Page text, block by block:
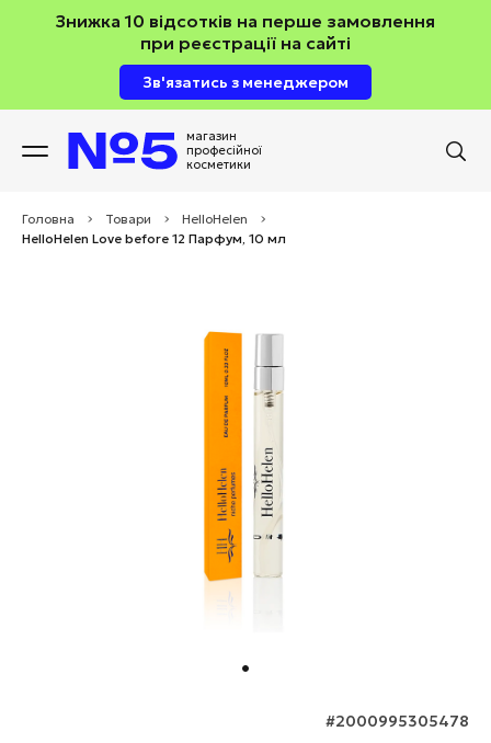
Знижка 10 відсотків на перше замовлення
при реєстрації на сайті
Зв'язатись з менеджером
магазин
професійної
косметики
Головна > Товари > HelloHelen
>
HelloHelen Love before 12 Парфум, 10 мл
#2000995305478